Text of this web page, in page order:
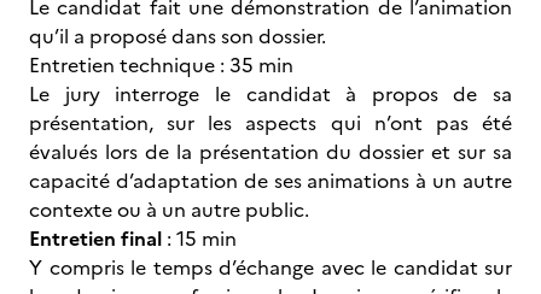
Le candidat fait une démonstration de l’animation
qu’il a proposé dans son dossier.
Entretien technique : 35 min
Le jury interroge le candidat à propos de sa
présentation, sur les aspects qui n’ont pas été
évalués lors de la présentation du dossier et sur sa
capacité d’adaptation de ses animations à un autre
contexte ou à un autre public.
Entretien final : 15 min
Y compris le temps d’échange avec le candidat sur